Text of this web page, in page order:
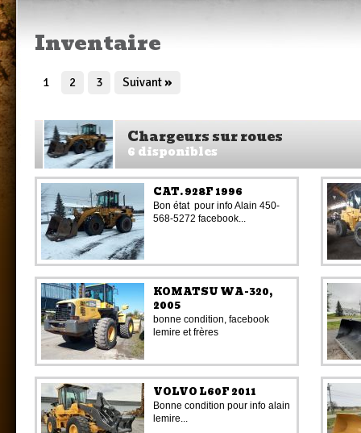
Inventaire
1 2 3 Suivant»
Chargeurs sur roues
6 disponibles
CAT. 928F 1996
Bon état pour info Alain 450-
568-5272 facebook...
KOMATSU WA-320,
2005
bonne condition, facebook
lemire et frères
VOLVO L60F 2011
Bonne condition pour info alain
lemire...